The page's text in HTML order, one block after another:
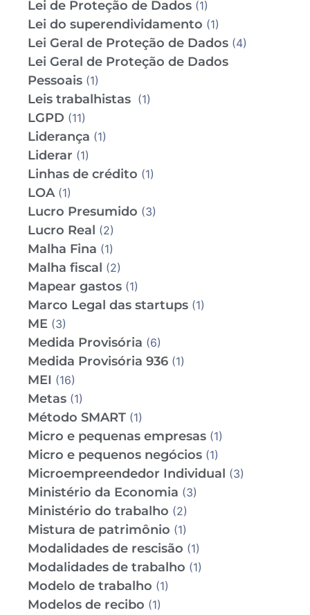
Lei de Proteção de Dados (1)
Lei do superendividamento (1)
Lei Geral de Proteção de Dados (4)
Lei Geral de Proteção de Dados
Pessoais (1)
Leis trabalhistas (1)
LGPD (11)
Liderança (1)
Liderar (1)
Linhas de crédito (1)
LOA(1)
Lucro Presumido (3)
Lucro Real (2)
Malha Fina (1)
Malha fiscal (2)
Mapear gastos (1)
Marco Legal das startups (1)
ME (3)
Medida Provisória (6)
Medida Provisória 936 (1)
MEI (16)
Metas (1)
Método SMART (1)
Micro e pequenas empresas (1)
Micro e pequenos negócios (1)
Microempreendedor Individual (3)
Ministério da Economia (3)
Ministério do trabalho (2)
Mistura de patrimônio (1)
Modalidades de rescisão (1)
Modalidades de trabalho (1)
Modelo de trabalho (1)
Modelos de recibo (1)